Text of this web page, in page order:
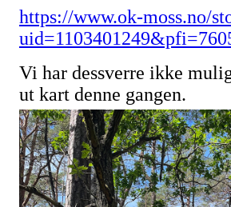
https://www.ok-moss.no/
Vi har dessverre ikke
ut kart denne gangen.